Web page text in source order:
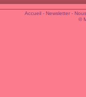
Accueil- Newsletter-
©